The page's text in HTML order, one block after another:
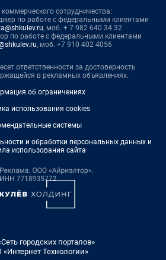
сотрудничества:
по работе с федеральными клиентами
, моб. + 7 982 640 34 32
по работе с федеральными клиентами
, моб. +7 910 402 4056
ответственности за достоверность
в рекламных объявлениях.
об ограничениях
использования cookies
системы
и обработки персональных данных и
использования сайта
городских порталов»
Технологии»